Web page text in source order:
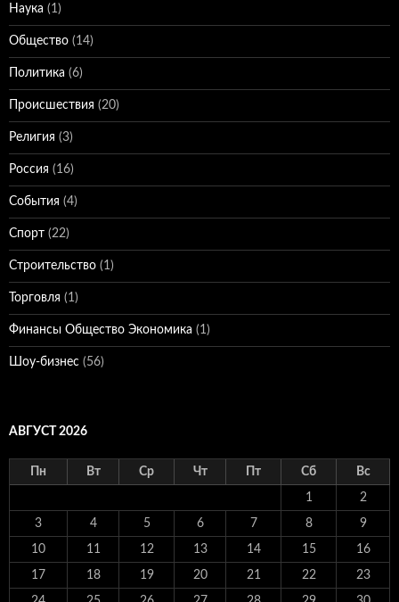
Наука (1)
Общество (14)
Политика (6)
Происшествия (20)
Религия (3)
Россия (16)
События (4)
Спорт (22)
Строительство (1)
Торговля (1)
Финансы Общество Экономика (1)
Шоу-бизнес (56)
АВГУСТ 2026
Пн Вт Ср Чт Пт Сб Вс
1 2
3 4 5 6 7 8 9
10 11 12 13 14 15 16
17 18 19 20 21 22 23